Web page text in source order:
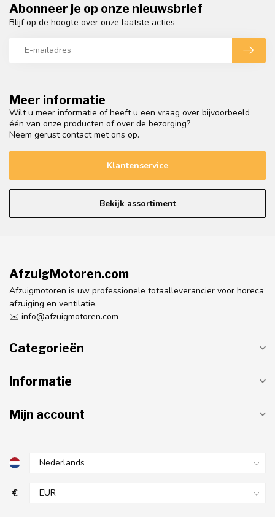
Meer informatie
Wilt u meer informatie of heeft u een vraag over bijvoorbeeld
één van onze producten of over de bezorging?
Neem gerust contact met ons op.
Klantenservice
Bekijk assortiment
Abonneer je op onze nieuwsbrief
Blijf op de hoogte over onze laatste acties
AfzuigMotoren.com
Afzuigmotoren is uw professionele totaalleverancier voor horeca
afzuiging en ventilatie.
✉️ info@afzuigmotoren.com
Categorieën
Informatie
Mijn account
€